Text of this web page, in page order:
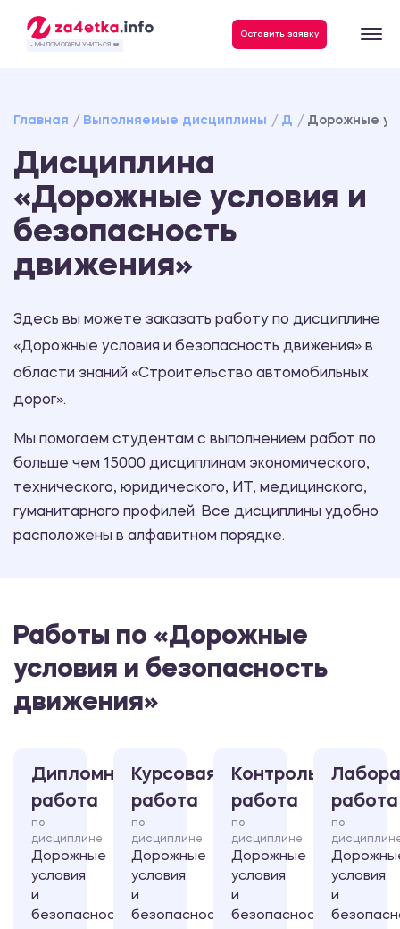
- МЫ ПОМОГАЕМ УЧИТЬСЯ ❤️
Оставить заявку
Главная Выполняемые дисциплины Д Дорожные
Дисциплина
«Дорожные условия и
безопасность
движения»
Здесь вы можете заказать работу по дисциплине
«Дорожные условия и безопасность движения» в
области знаний «Строительство автомобильных
дорог».
Мы помогаем студентам с выполнением работ по
больше чем 15000 дисциплинам экономического,
технического, юридического, ИТ, медицинского,
гуманитарного профилей. Все дисциплины удобно
расположены в алфавитном порядке.
Работы по «Дорожные
условия и безопасность
движения»
Дипломная
работа
по
дисциплине
Дорожные
условия
и
безопасность
Курсовая
работа
по
дисциплине
Дорожные
условия
и
безопасность
Контрольная
работа
по
дисциплине
Дорожные
условия
и
безопасность
работа
по
условия
и